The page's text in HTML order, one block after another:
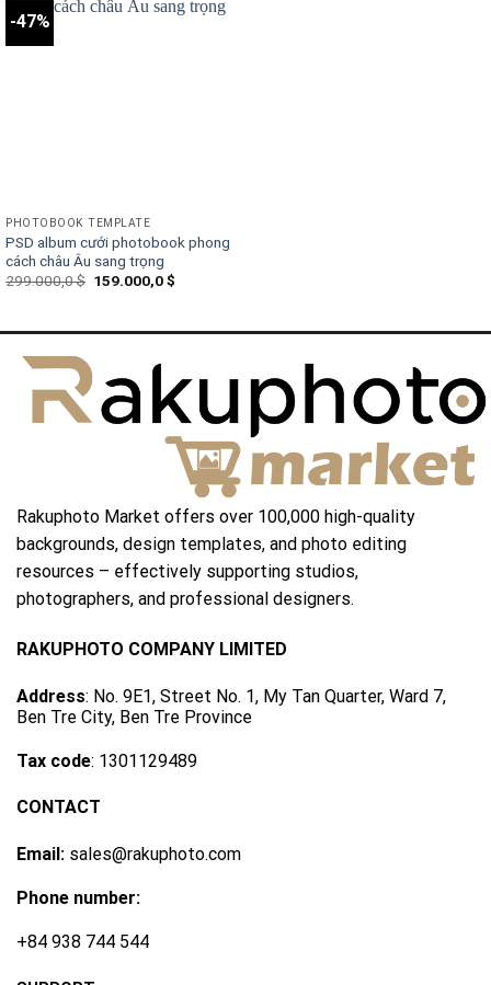
-47%
PHOTOBOOK TEMPLATE
PSD album cưới photobook phong
cách châu Âu sang trọng
299.000,0$ Original
159.000,0$
Rakuphoto Market offers over 100,000 high-quality
backgrounds, design templates, and photo editing
resources – effectively supporting studios,
photographers, and professional designers.
RAKUPHOTO COMPANY LIMITED
Address: No. 9E1, Street No. 1, My Tan Quarter, Ward 7,
Ben Tre City, Ben Tre Province
Tax code: 1301129489
CONTACT
Email: sales@rakuphoto.com
Phone number:
+84 938 744 544